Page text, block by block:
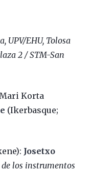
UPV/EHU, Tolosa
2 / STM-San
Korta
(Ikerbasque;
Josetxo
los instrumentos